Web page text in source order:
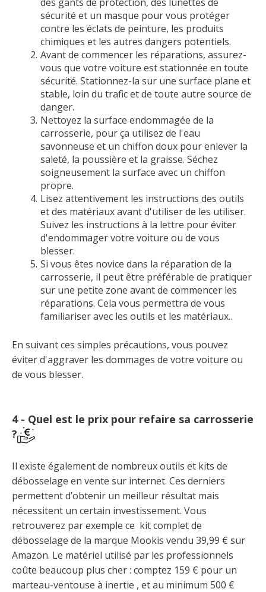
sécurité et un masque pour vous protéger
contre les éclats de peinture, les produits
chimiques et les autres dangers potentiels.
Avant de commencer les réparations, assurez-
vous que votre voiture est stationnée en toute
sécurité. Stationnez-la sur une surface plane et
stable, loin du trafic et de toute autre source de
danger.
Nettoyez la surface endommagée de la
carrosserie, pour ça utilisez de l'eau
savonneuse et un chiffon doux pour enlever la
saleté, la poussière et la graisse. Séchez
soigneusement la surface avec un chiffon
propre.
Lisez attentivement les instructions des outils
et des matériaux avant d'utiliser de les utiliser.
Suivez les instructions à la lettre pour éviter
d'endommager votre voiture ou de vous
blesser.
Si vous êtes novice dans la réparation de la
carrosserie, il peut être préférable de pratiquer
sur une petite zone avant de commencer les
réparations. Cela vous permettra de vous
familiariser avec les outils et les matériaux..
En suivant ces simples précautions, vous pouvez
éviter d'aggraver les dommages de votre voiture ou
de vous blesser.
4 - Quel est le prix pour refaire sa carrosserie
?
Il existe également de nombreux outils et kits de
débosselage en vente sur internet. Ces derniers
permettent d’obtenir un meilleur résultat mais
nécessitent un certain investissement. Vous
retrouverez par exemple ce kit complet de
débosselage de la marque Mookis vendu 39,99 € sur
Amazon. Le matériel utilisé par les professionnels
coûte beaucoup plus cher : comptez 159 € pour un
marteau-ventouse à inertie , et au minimum 500 €